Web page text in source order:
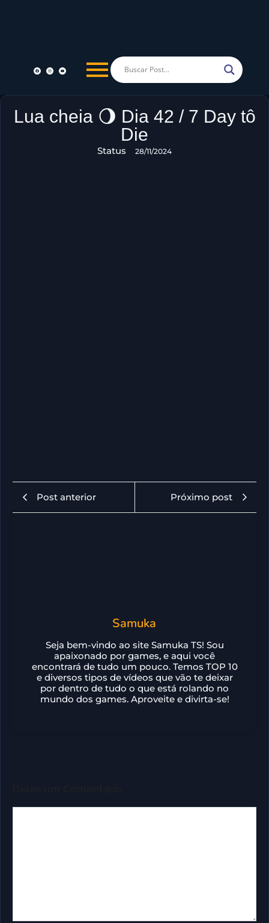
Lua cheia 🌖 Dia 42 / 7 Day tô
Die
Status 28/11/2024
Post anterior Próximo post
Samuka
Seja bem-vindo ao site Samuka TS! Sou
apaixonado por games, e aqui você
encontrará de tudo um pouco. Temos TOP 10
e diversos tipos de vídeos que vão te deixar
por dentro de tudo o que está rolando no
mundo dos games. Aproveite e divirta-se!